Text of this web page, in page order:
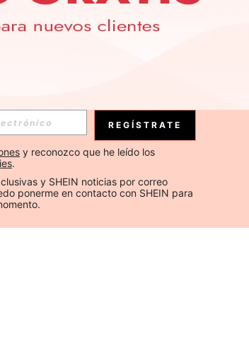
REGÍSTRATE
y reconozco que he leído los
.
y SHEIN noticias por correo
ponerme en contacto con SHEIN para